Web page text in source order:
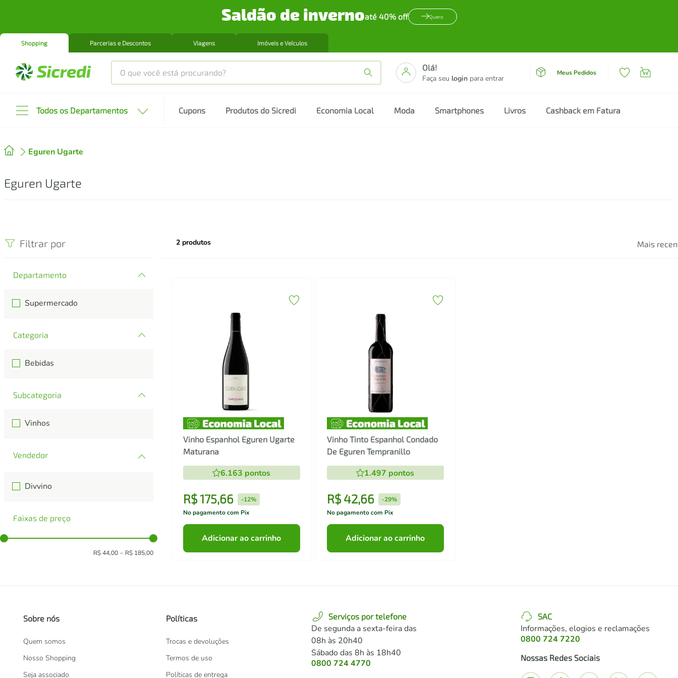
Saldão de invernoaté 40% off Quero
Shopping Parcerias e Descontos Viagens Imóveis e Veículos
O que você está procurando?
Olá!
Faça seu login para entrar
Meus Pedidos
Todos os Departamentos Cupons Produtos do Sicredi Economia Local Moda Smartphones Livros Cashback em Fatura
Eguren Ugarte
Eguren Ugarte
Filtrar por
Departamento
Supermercado
Categoria
Bebidas
Subcategoria
Vinhos
Divvino
Faixas de preço
R$ 44,00 – R$ 185,00
2 produtos Mais
Vinho Espanhol Eguren Ugarte
Maturana
6.163 pontos
R$175,66 -12%
No pagamento com Pix
Adicionar ao carrinho
Vinho Tinto Espanhol Condado
De Eguren Tempranillo
1.497 pontos
R$ 42,66 -29%
No pagamento com Pix
Adicionar ao carrinho
Sobre nós
Quem somos
Nosso Shopping
Seja associado
Políticas
Trocas e devoluções
Termos de uso
Políticas de entrega
Serviços por telefone
De segunda a sexta-feira das
08h às 20h40
Sábado das 8h às 18h40
0800 724 4770
SAC
Informações, elogios e reclamações
0800 724 7220
Nossas Redes Sociais